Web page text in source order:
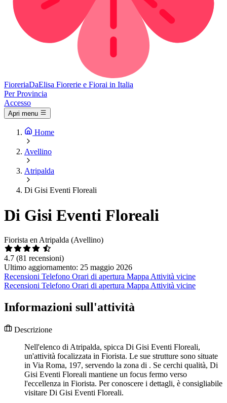
FioreriaDaElisa Fiorerie e Fiorai in Italia
Per Provincia
Accesso
Apri menu
Home
Avellino
Atripalda
Di Gisi Eventi Floreali
Di Gisi Eventi Floreali
Fiorista en Atripalda (Avellino)
4.7 (81 recensioni)
Ultimo aggiornamento: 25 maggio 2026
Recensioni Telefono Orari di apertura Mappa Attività vicine
Recensioni Telefono Orari di apertura Mappa Attività vicine
Informazioni sull'attività
Descrizione
Nell'elenco di Atripalda, spicca Di Gisi Eventi Floreali,
un'attività focalizzata in Fiorista. Le sue strutture sono situate
in Via Roma, 197, servendo la zona di . Se cerchi qualità, Di
Gisi Eventi Floreali mantiene un focus fermo verso
l'eccellenza in Fiorista. Per conoscere i dettagli, è consigliabile
visitare Di Gisi Eventi Floreali.